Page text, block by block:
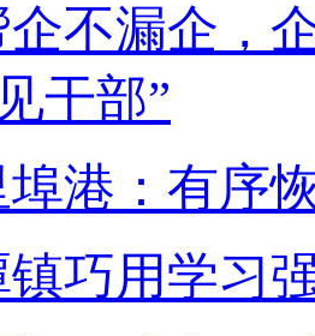
企不漏企，
干部”
港：有序
镇巧用学习